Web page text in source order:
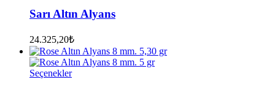
Sarı Altın Alyans
24.325,20₺
Seçenekler